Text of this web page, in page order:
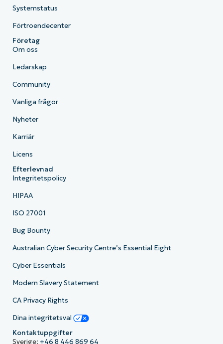
Systemstatus
Förtroendecenter
Företag
Om oss
Ledarskap
Community
Vanliga frågor
Nyheter
Karriär
Licens
Efterlevnad
Integritetspolicy
HIPAA
ISO 27001
Bug Bounty
Australian Cyber Security Centre’s Essential Eight
Cyber Essentials
Modern Slavery Statement
CA Privacy Rights
Dina integritetsval
Kontaktuppgifter
Sverige: +46 8 446 869 64